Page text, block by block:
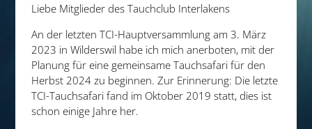
Liebe Mitglieder des Tauchclub Interlakens
An der letzten TCI-Hauptversammlung am 3. März
2023 in Wilderswil habe ich mich anerboten, mit der
Planung für eine gemeinsame Tauchsafari für den
Herbst 2024 zu beginnen. Zur Erinnerung: Die letzte
TCI-Tauchsafari fand im Oktober 2019 statt, dies ist
schon einige Jahre her.